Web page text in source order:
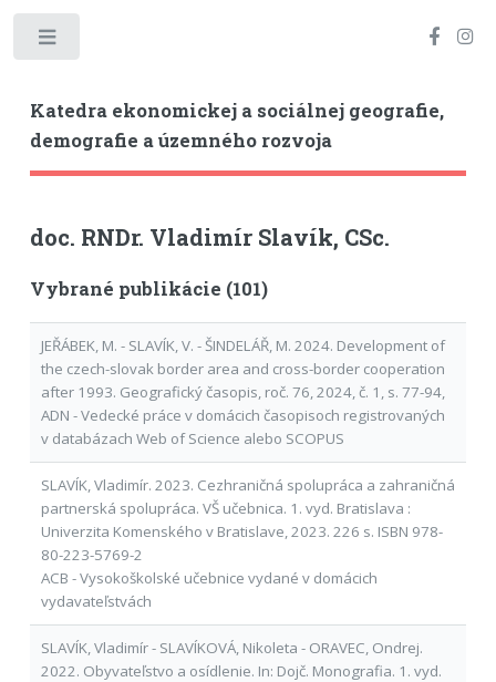
Katedra ekonomickej a sociálnej geografie,
demografie a územného rozvoja
doc. RNDr. Vladimír Slavík, CSc.
Vybrané publikácie (101)
JEŘÁBEK, M. - SLAVÍK, V. - ŠINDELÁŘ, M. 2024. Development of
the czech-slovak border area and cross-border cooperation
after 1993. Geografický časopis, roč. 76, 2024, č. 1, s. 77-94,
ADN - Vedecké práce v domácich časopisoch registrovaných
v databázach Web of Science alebo SCOPUS
SLAVÍK, Vladimír. 2023. Cezhraničná spolupráca a zahraničná
partnerská spolupráca. VŠ učebnica. 1. vyd. Bratislava :
Univerzita Komenského v Bratislave, 2023. 226 s. ISBN 978-
80-223-5769-2
ACB - Vysokoškolské učebnice vydané v domácich
vydavateľstvách
SLAVÍK, Vladimír - SLAVÍKOVÁ, Nikoleta - ORAVEC, Ondrej.
2022. Obyvateľstvo a osídlenie. In: Dojč. Monografia. 1. vyd.